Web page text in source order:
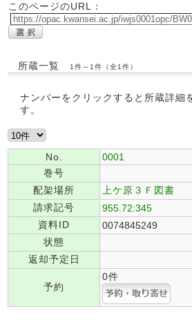
このページのURL：
所蔵一覧 1件～1件（全1件）
ナンバーをクリックすると所蔵詳細
す。
No.
0001
巻号
配架場所
上ケ原３Ｆ図書
請求記号
955.72:345
資料ID
0074845249
状態
返却予定日
予約
0件